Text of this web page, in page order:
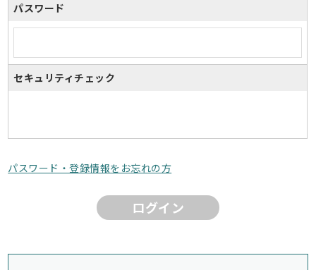
パスワード
セキュリティチェック
パスワード・登録情報をお忘れの方
ログイン